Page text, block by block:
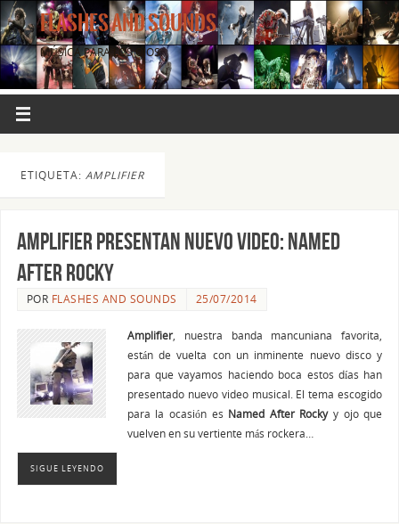
FLASHES AND SOUNDS
MÚSICA PARA LOS OJOS.
ETIQUETA: AMPLIFIER
AMPLIFIER presentan nuevo video: NAMED
AFTER ROCKY
POR FLASHES AND SOUNDS 25/07/2014
Amplifier, nuestra banda mancuniana favorita,
están de vuelta con un inminente nuevo disco y
para que vayamos haciendo boca estos días han
presentado nuevo video musical. El tema escogido
para la ocasión es Named After Rockyy ojo que
vuelven en su vertiente más rockera…
SIGUE LEYENDO